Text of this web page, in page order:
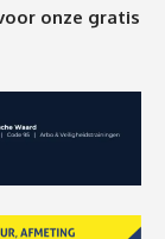
onze gratis